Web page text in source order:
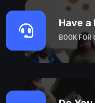
Have a
BOOK FOR